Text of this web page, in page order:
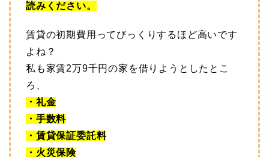
読みください。
賃貸の初期費用ってびっくりするほど高いです
よね？
私も家賃2万9千円の家を借りようとしたとこ
ろ、
・礼金
・手数料
・賃貸保証委託料
・火災保険